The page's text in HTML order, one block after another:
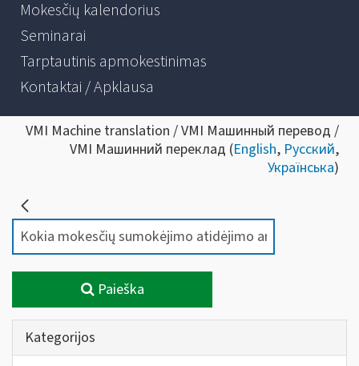
Mokesčių kalendorius
Seminarai
Tarptautinis apmokestinimas
Kontaktai / Apklausa
VMI Machine translation / VMI Машинный перевод /
VMI Машинний переклад (English, Русский,
Українська)
Paieška
Kategorijos